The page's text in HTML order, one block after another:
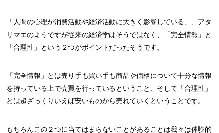
「人間の心理が消費活動や経済活動に大きく影響している」、アタ
リマエのようですが従来の経済学はそうではなく、「完全情報」と
「合理性」という２つがポイントだったそうです。
「完全情報」とは売り手も買い手も商品や価格について十分な情報
を持っている上で売買を行っているということ、そして「合理性」
とは超ざっくりいえば安いものから売れていくということです。
もちろんこの２つに当てはまらないことがあることは我々は体験的